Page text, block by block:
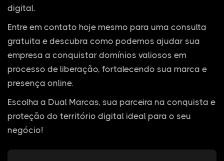
digital.
Entre em contato hoje mesmo para uma consulta
gratuita e descubra como podemos ajudar sua
empresa a conquistar domínios valiosos em
processo de liberação, fortalecendo sua marca e
presença online.
Escolha a Dual Marcas, sua parceira na conquista e
proteção do território digital ideal para o seu
negócio!